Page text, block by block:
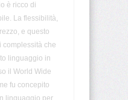
è ricco di
La flessibilità,
e questo
complessità che
linguaggio in
il World Wide
fu concepito
linguaggio per